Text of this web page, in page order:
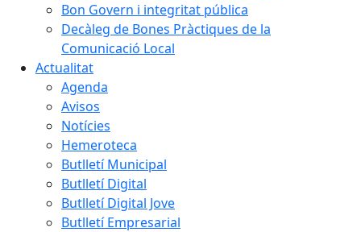
Bon Govern i integritat pública
Decàleg de Bones Pràctiques de la
Comunicació Local
Actualitat
Agenda
Avisos
Notícies
Hemeroteca
Butlletí Municipal
Butlletí Digital
Butlletí Digital Jove
Butlletí Empresarial